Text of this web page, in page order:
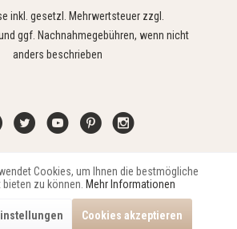
inkl. gesetzl. Mehrwertsteuer zzgl.
ggf. Nachnahmegebühren, wenn nicht
anders beschrieben
Impressum Versand Datenschutz
Edona Design GmbH // DesignDupp GmbH
Aktiv
Aktiv
Cookies, um Ihnen die bestmögliche
zu können. Mehr Informationen
Cookies akzeptieren